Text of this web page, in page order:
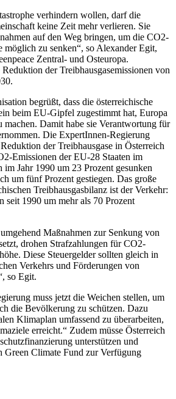
verhindern wollen, darf die
keine Zeit mehr verlieren. Sie
auf den Weg bringen, um die CO2-
möglich zu senken“, so Alexander Egit,
Zentral- und Osteuropa.
der Treibhausgasemissionen von
begrüßt, dass die österreichische
beim EU-Gipfel zugestimmt hat, Europa
machen. Damit habe sie Verantwortung für
Die ExpertInnen-Regierung
der Treibhausgase in Österreich
Emissionen der EU-28 Staaten im
im Jahr 1990 um 23 Prozent gesunken
um fünf Prozent gestiegen. Das große
Treibhausgasbilanz ist der Verkehr:
seit 1990 um mehr als 70 Prozent
Maßnahmen zur Senkung von
drohen Strafzahlungen für CO2-
Diese Steuergelder sollten gleich in
Verkehrs und Förderungen von
so Egit.
muss jetzt die Weichen stellen, um
die Bevölkerung zu schützen. Dazu
Klimaplan umfassend zu überarbeiten,
erreicht.“ Zudem müsse Österreich
unterstützen und
Climate Fund zur Verfügung